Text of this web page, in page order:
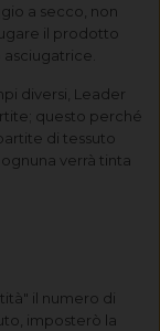
a secco, non
il prodotto
diversi, Leader
questo perché
di tessuto
verrà tinta
il numero di
imposterò la